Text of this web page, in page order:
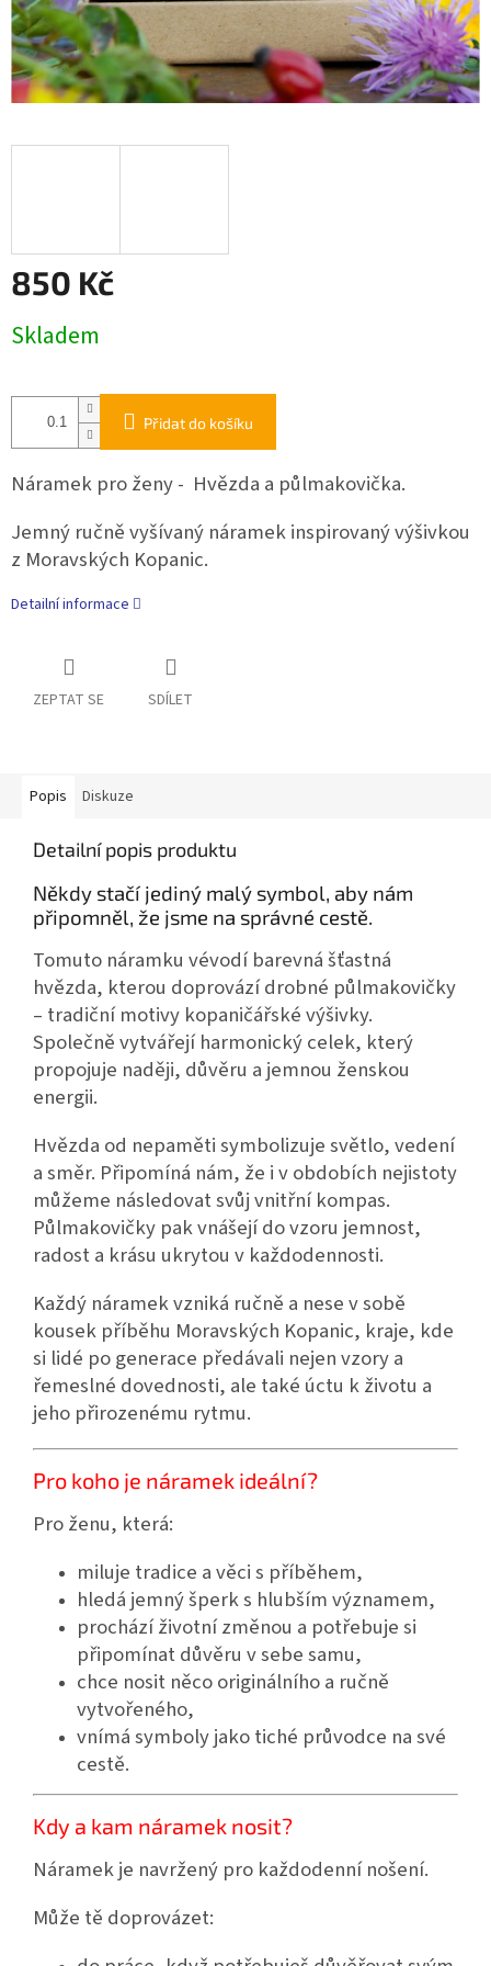
850 Kč
cena:
Skladem
Přidat do košíku
Náramek pro ženy - Hvězda a půlmakovička.
Jemný ručně vyšívaný náramek inspirovaný výšivkou
z Moravských Kopanic.
Detailní informace
ZEPTAT SE SDÍLET
Popis Diskuze
Detailní popis produktu
Někdy stačí jediný malý symbol, aby nám
připomněl, že jsme na správné cestě.
Tomuto náramku vévodí barevná šťastná
hvězda, kterou doprovází drobné půlmakovičky
– tradiční motivy kopaničářské výšivky.
Společně vytvářejí harmonický celek, který
propojuje naději, důvěru a jemnou ženskou
energii.
Hvězda od nepaměti symbolizuje světlo, vedení
a směr. Připomíná nám, že i v obdobích nejistoty
můžeme následovat svůj vnitřní kompas.
Půlmakovičky pak vnášejí do vzoru jemnost,
radost a krásu ukrytou v každodennosti.
Každý náramek vzniká ručně a nese v sobě
kousek příběhu Moravských Kopanic, kraje, kde
si lidé po generace předávali nejen vzory a
řemeslné dovednosti, ale také úctu k životu a
jeho přirozenému rytmu.
Pro koho je náramek ideální?
Pro ženu, která:
miluje tradice a věci s příběhem,
hledá jemný šperk s hlubším významem,
prochází životní změnou a potřebuje si
připomínat důvěru v sebe samu,
chce nosit něco originálního a ručně
vytvořeného,
vnímá symboly jako tiché průvodce na své
cestě.
Kdy a kam náramek nosit?
Náramek je navržený pro každodenní nošení.
Může tě doprovázet: